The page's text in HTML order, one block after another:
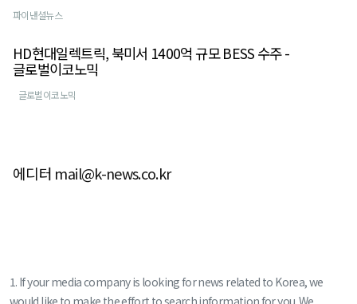
파이낸셜뉴스
HD현대일렉트릭, 북미서 1400억 규모 BESS 수주 -
글로벌이코노믹
글로벌이코노믹
에디터 mail@k-news.co.kr
1. If your media company is looking for news related to Korea, we